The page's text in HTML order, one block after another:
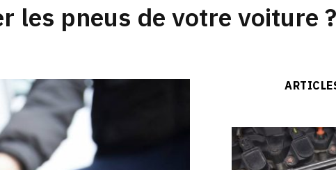
les pneus de votre voiture ?